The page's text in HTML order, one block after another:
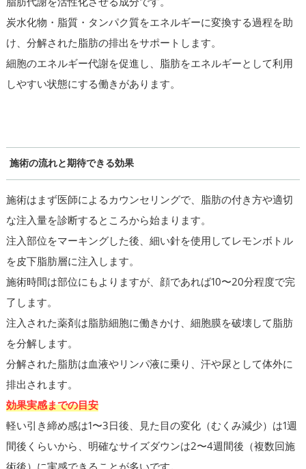
炭水化物・脂質・タンパク質をエネルギーに変換する過程を助
け、分解された脂肪の排出をサポートします。
細胞のエネルギー代謝を促進し、脂肪をエネルギーとして利用
しやすい状態にする働きがあります。
施術の流れと期待できる効果
施術はまず医師によるカウンセリングで、脂肪の付き方や適切
な注入量を診断するところから始まります。
注入部位をマーキングした後、細い針を使用してレモンボトル
を皮下脂肪層に注入します。
施術時間は部位にもよりますが、顔であれば10〜20分程度で完
了します。
注入された薬剤は脂肪細胞に働きかけ、細胞膜を破壊して脂肪
を分解します。
分解された脂肪は血液やリンパ液に乗り、汗や尿として体外に
排出されます。
効果実感までの目安
軽い引き締め感は1〜3日後、見た目の変化（むくみ減少）は1週
間後くらいから、明確なサイズダウンは2〜4週間後（複数回施
術後）に実感できることが多いです。